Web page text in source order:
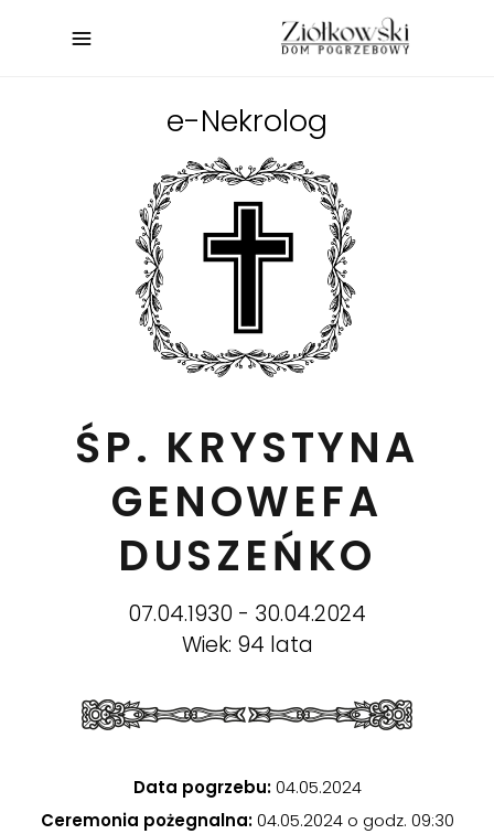
e-Nekrolog
ŚP. KRYSTYNA
GENOWEFA
DUSZEŃKO
07.04.1930 - 30.04.2024
Wiek: 94 lata
Data pogrzebu:04.05.2024
Ceremonia pożegnalna:04.05.2024 o godz. 09:30